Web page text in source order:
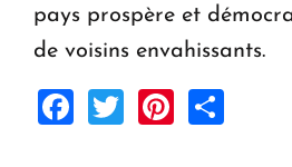
pays prospère et
de voisins envahissants.
Facebook
Twitter